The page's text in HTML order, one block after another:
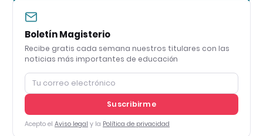
Boletín Magisterio
Recibe gratis cada semana nuestros titulares con las
noticias más importantes de educación
Suscribirme
Acepto el Aviso legal y la Política de privacidad